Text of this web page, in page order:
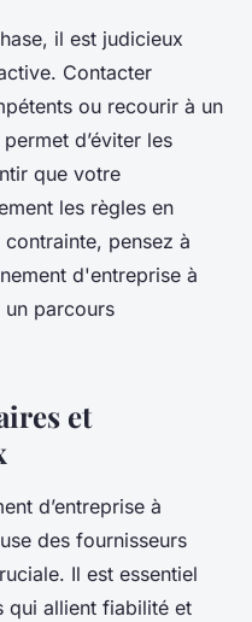
il est judicieux
Contacter
ou recourir à un
d’éviter les
que votre
les règles en
pensez à
d'entreprise à
parcours
et
d’entreprise à
des fournisseurs
Il est essentiel
qui allient fiabilité et